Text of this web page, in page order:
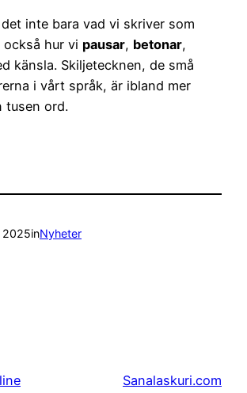
inte bara vad vi skriver som
också hur vi pausar, betonar,
känsla. Skiljetecknen, de små
i vårt språk, är ibland mer
tusen ord.
2025inNyheter
Sanalaskuri.com